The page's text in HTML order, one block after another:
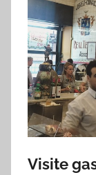
Visite